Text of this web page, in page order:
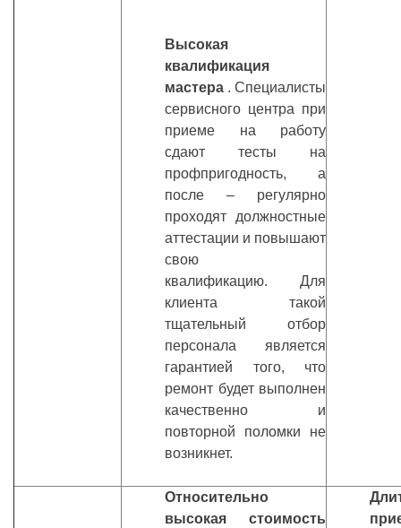
Высокая
квалификация
мастера . Специалисты
сервисного центра при
приеме на работу
сдают тесты на
профпригодность, а
после – регулярно
проходят должностные
аттестации и повышают
свою
квалификацию. Для
клиента такой
тщательный отбор
персонала является
гарантией того, что
ремонт будет выполнен
качественно и
повторной поломки не
возникнет.
Относительно
высокая стоимость